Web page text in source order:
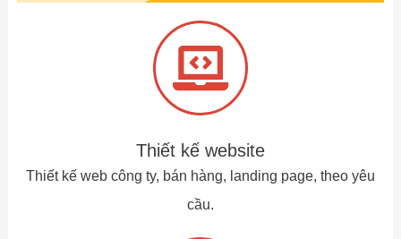
Thiết kế website
Thiết kế web công ty, bán hàng, landing page, theo yêu
cầu.